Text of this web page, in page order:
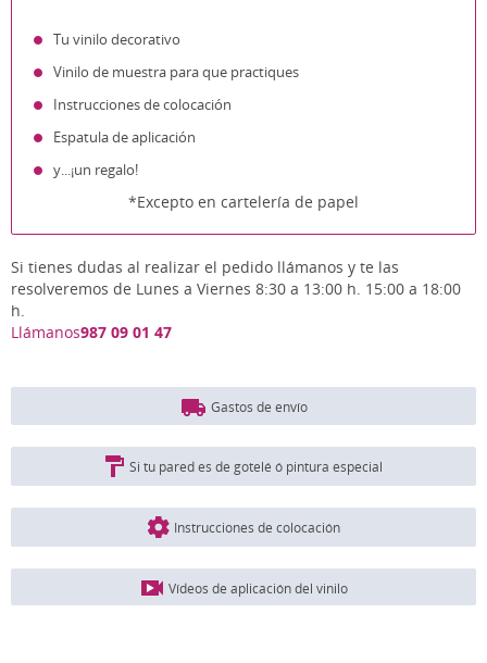
Tu vinilo decorativo
Vinilo de muestra para que practiques
Instrucciones de colocación
Espatula de aplicación
y...¡un regalo!
*Excepto en cartelería de papel
Si tienes dudas al realizar el pedido llámanos y te las
resolveremos de Lunes a Viernes 8:30 a 13:00 h. 15:00 a 18:00
h.
Llámanos987 09 01 47
Gastos de envío
Si tu pared es de gotelé ó pintura especial
Instrucciones de colocación
Vídeos de aplicación del vinilo